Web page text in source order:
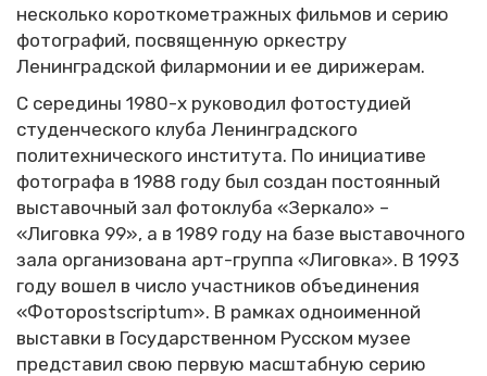
несколько короткометражных фильмов и серию
фотографий, посвященную оркестру
Ленинградской филармонии и ее дирижерам.
С середины 1980-х руководил фотостудией
студенческого клуба Ленинградского
политехнического института. По инициативе
фотографа в 1988 году был создан постоянный
выставочный зал фотоклуба «Зеркало» –
«Лиговка 99», а в 1989 году на базе выставочного
зала организована арт-группа «Лиговка». В 1993
году вошел в число участников объединения
«Фотоpostscriptum». В рамках одноименной
выставки в Государственном Русском музее
представил свою первую масштабную серию